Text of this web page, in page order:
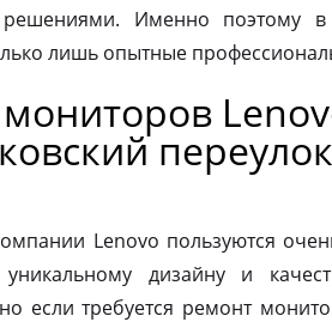
решениями. Именно поэтому
лишь опытные
переулок
Lenovo пользуются
уникальному дизайну и
если требуется ремонт